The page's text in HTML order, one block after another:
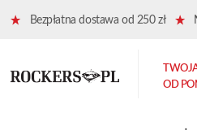
Bezpłatna dostawa od 250 zł
OD